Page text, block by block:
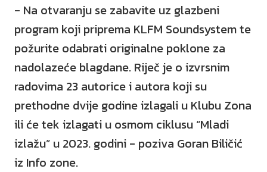
- Na otvaranju se zabavite uz glazbeni
program koji priprema KLFM Soundsystem te
požurite odabrati originalne poklone za
nadolazeće blagdane. Riječ je o izvrsnim
radovima 23 autorice i autora koji su
prethodne dvije godine izlagali u Klubu Zona
ili će tek izlagati u osmom ciklusu “Mladi
izlažu” u 2023. godini - poziva Goran Biličić
iz Info zone.